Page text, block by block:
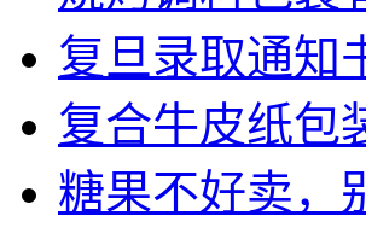
复旦录取通知
复合牛皮纸包
糖果不好卖，